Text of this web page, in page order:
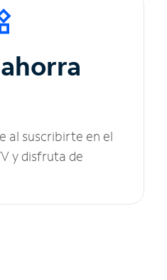
al suscribirte en el
y disfruta de